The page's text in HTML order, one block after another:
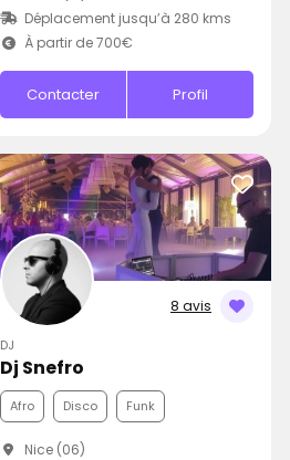
Déplacement jusqu’à 280 kms
À partir de 700€
Contacter Profil
8 avis
DJ
Dj Snefro
Afro Disco Funk
Nice (06)